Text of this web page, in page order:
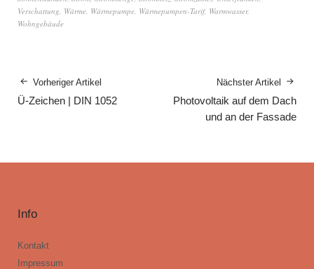
Verschattung, Wärme, Wärmepumpe, Wärmepumpen-Tarif, Warmwasser,
Wohngebäude
Vorheriger Artikel
Ü-Zeichen | DIN 1052
Nächster Artikel
Photovoltaik auf dem Dach
und an der Fassade
Info
Kontakt
Impressum